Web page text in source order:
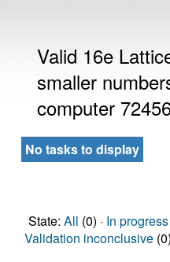
Valid 16e
smaller
computer
No tasks to display
State: All (0) · In progress
Validation inconclusive